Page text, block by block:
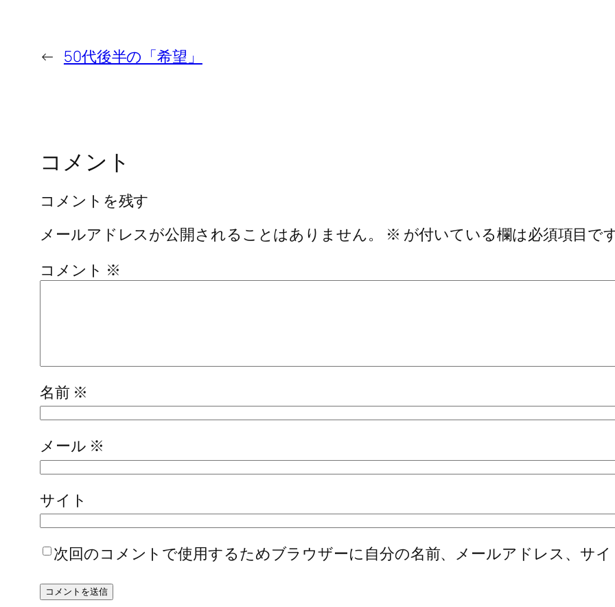
← 50代後半の「希望」
コメント
コメントを残す
メールアドレスが公開されることはありません。
※ が付いている欄は必須項目で
コメント ※
名前 ※
メール ※
サイト
次回のコメントで使用するためブラウザーに自分の名前、メールアドレス、サイ